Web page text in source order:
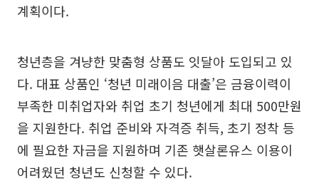
계획이다.
청년층을 겨냥한 맞춤형 상품도 잇달아 도입되고 있
다. 대표 상품인 ‘청년 미래이음 대출’은 금융이력이
부족한 미취업자와 취업 초기 청년에게 최대 500만원
을 지원한다. 취업 준비와 자격증 취득, 초기 정착 등
에 필요한 자금을 지원하며 기존 햇살론유스 이용이
어려웠던 청년도 신청할 수 있다.